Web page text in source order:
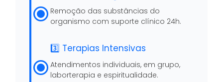
Remoção das substâncias do
organismo com suporte clínico 24h.
3️⃣ Terapias Intensivas
Atendimentos individuais, em grupo,
laborterapia e espiritualidade.